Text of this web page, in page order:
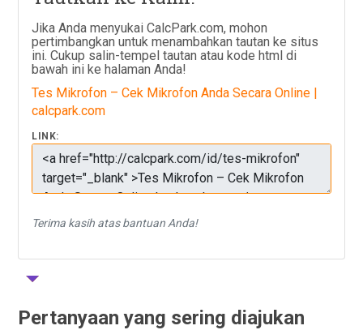
Jika Anda menyukai CalcPark.com, mohon
pertimbangkan untuk menambahkan tautan ke situs
ini. Cukup salin-tempel tautan atau kode html di
bawah ini ke halaman Anda!
Tes Mikrofon – Cek Mikrofon Anda Secara Online |
calcpark.com
LINK:
Terima kasih atas bantuan Anda!
Pertanyaan yang sering diajukan